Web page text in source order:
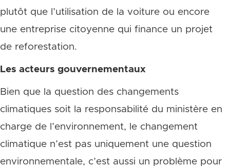
plutôt que l’utilisation de la voiture ou encore
une entreprise citoyenne qui finance un projet
de reforestation.
Les acteurs gouvernementaux
Bien que la question des changements
climatiques soit la responsabilité du ministère en
charge de l’environnement, le changement
climatique n’est pas uniquement une question
environnementale, c’est aussi un problème pour